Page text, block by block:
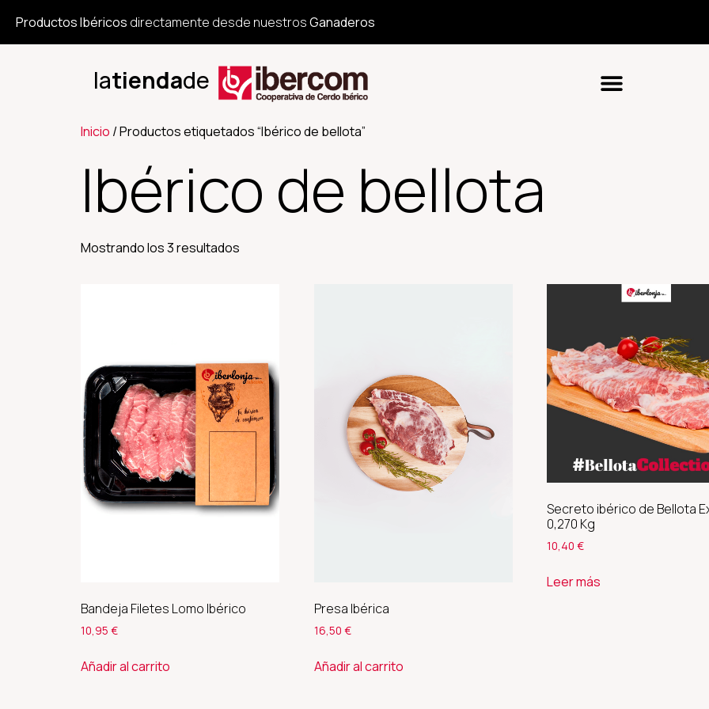
Productos Ibéricos directamente desde nuestrosGanaderos
latiendade
Inicio / Productos etiquetados “Ibérico de bellota”
Ibérico de bellota
Mostrando los 3 resultados
Bandeja Filetes Lomo Ibérico
10,95 €
Añadir al carrito
Presa Ibérica
16,50 €
Añadir al carrito
Secreto ibérico de Bellota
0,270 Kg
10,40€
Leer más